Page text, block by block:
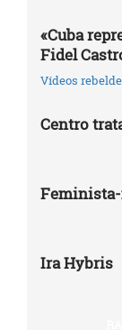
«Cuba
Fidel
Vídeos
Centro
Ira Hybris